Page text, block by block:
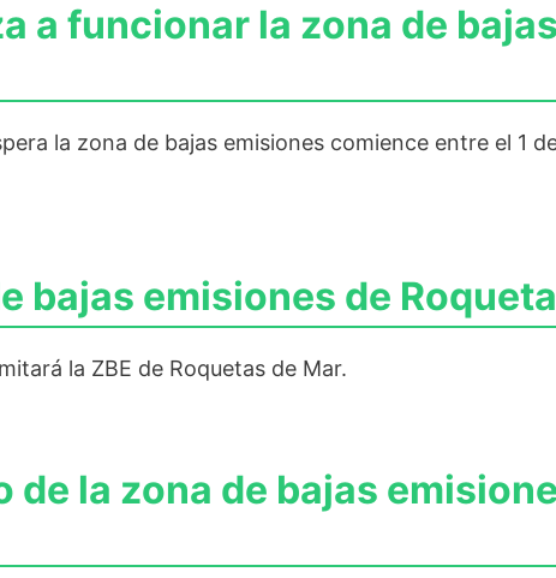
a funcionar la zona de
la zona de bajas emisiones comience entre el 1
bajas emisiones de
la ZBE de Roquetas de Mar.
de la zona de bajas